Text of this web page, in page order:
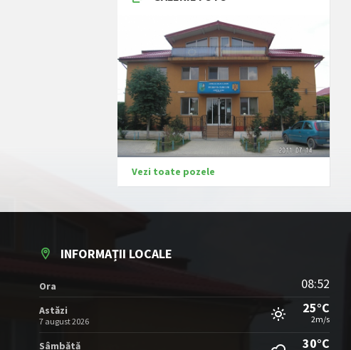
Vezi toate pozele
INFORMAȚII LOCALE
Ora 08:52
Astăzi
7 august 2026
25°C
2m/s
Sâmbătă 30°C